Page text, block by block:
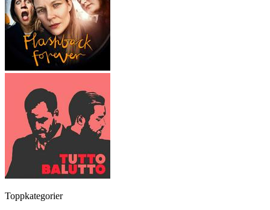
Toppkategorier